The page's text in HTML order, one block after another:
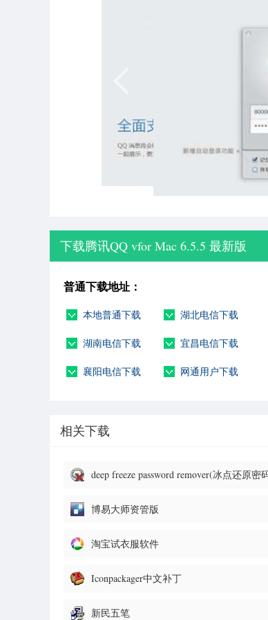
下载腾讯QQ vfor Mac 6.5.5 最新版
普通下载地址：
本地普通下载 湖北电信下载
湖南电信下载 宜昌电信下载
襄阳电信下载 网通用户下载
相关下载
deep freeze password remover(冰点还原密
博易大师资管版
淘宝试衣服软件
Iconpackager中文补丁
新民五笔